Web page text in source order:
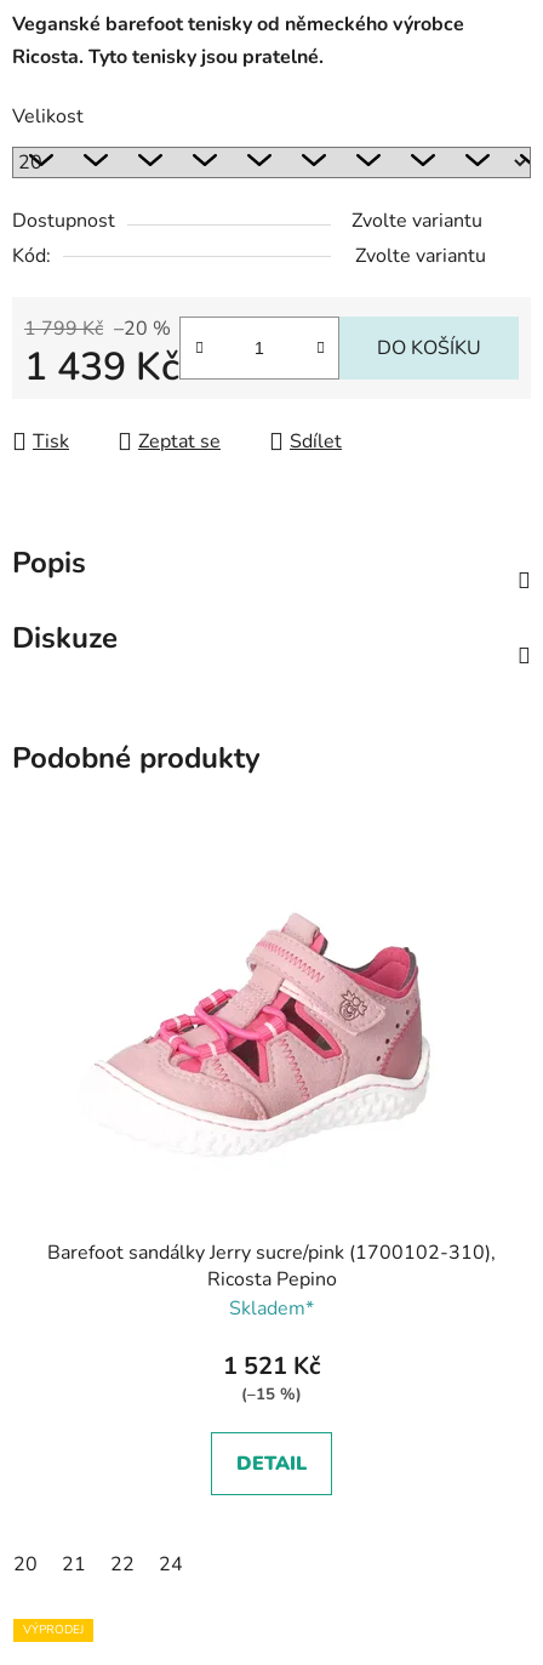
Veganské barefoot tenisky od německého výrobce
Ricosta. Tyto tenisky jsou pratelné.
Velikost
Dostupnost
Zvolte variantu
Kód:
Zvolte variantu
1 799 Kč –20 %
1 439 Kč DO KOŠÍKU
Tisk Zeptat se Sdílet
Popis
Diskuze
Podobné produkty
Barefoot sandálky Jerry sucre/pink (1700102-310),
Ricosta Pepino
Skladem*
1 521 Kč
(–15 %)
DETAIL
20 21 22 24
VÝPRODEJ